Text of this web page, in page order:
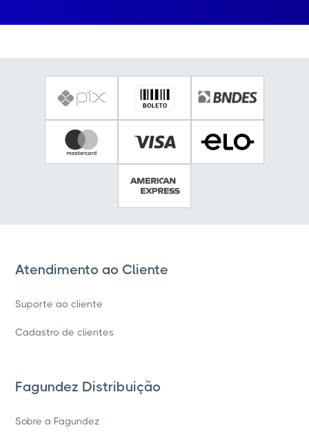
Atendimento ao Cliente
Suporte ao cliente
Cadastro de clientes
Fagundez Distribuição
Sobre a Fagundez